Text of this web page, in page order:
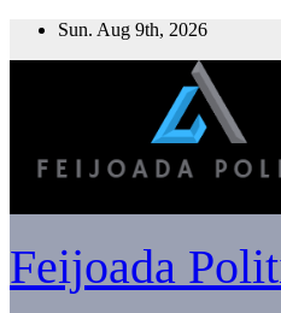
Skip
Sun. Aug 9th, 2026
Feijoada